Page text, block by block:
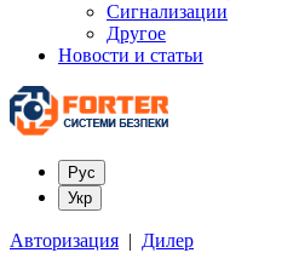
Сигнализации
Другое
Новости и статьи
Рус
Укр
Авторизация | Дилер